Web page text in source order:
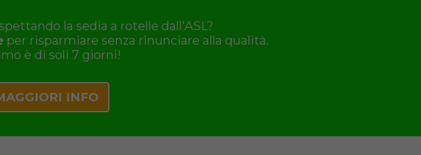
la sedia a rotelle dall'ASL?
per risparmiare senza rinunciare alla qualità.
è di soli 7 giorni!
INFO